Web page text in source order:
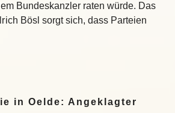
Bundeskanzler raten würde. Das
Bösl sorgt sich, dass Parteien
in Oelde: Angeklagter